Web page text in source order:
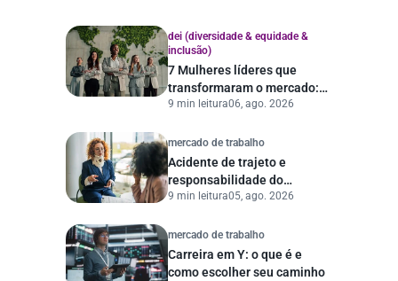
dei (diversidade & equidade &
inclusão)
7 Mulheres líderes que
transformaram o mercado:
histórias e lições
9 min leitura06, ago. 2026
mercado de trabalho
Acidente de trajeto e
responsabilidade do
empregador
9 min leitura05, ago. 2026
mercado de trabalho
Carreira em Y: o que é e
como escolher seu caminho